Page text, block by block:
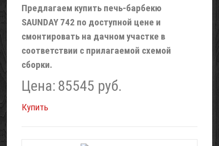
Предлагаем купить печь-барбекю
SAUNDAY 742 по доступной цене и
смонтировать на дачном участке в
соответствии с прилагаемой схемой
сборки.
Цена: 85545 руб.
Купить